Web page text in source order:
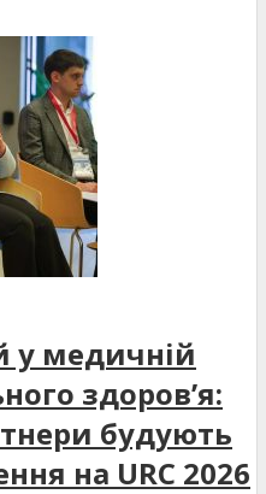
у медичній
здоров’я:
будують
на URC 2026